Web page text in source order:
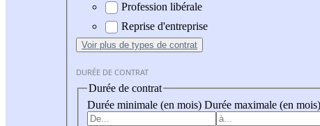
Profession libérale
Reprise d'entreprise
Voir plus de types de contrat
DURÉE DE CONTRAT
Durée de contrat
Durée minimale (en mois) Durée maximale (en mois)